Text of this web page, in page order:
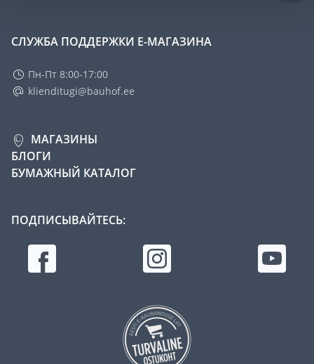
СЛУЖБА ПОДДЕРЖКИ Е-МАГАЗИНА
Пн-Пт 8:00-17:00
klienditugi@bauhof.ee
МАГАЗИНЫ
БЛОГИ
БУМАЖНЫЙ КАТАЛОГ
ПОДПИСЫВАЙТЕСЬ: